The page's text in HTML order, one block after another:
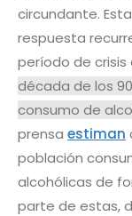
circundante.
respuesta
período de crisis
década de los
consumo de
prensa estiman
población
alcohólicas de
parte de estas,